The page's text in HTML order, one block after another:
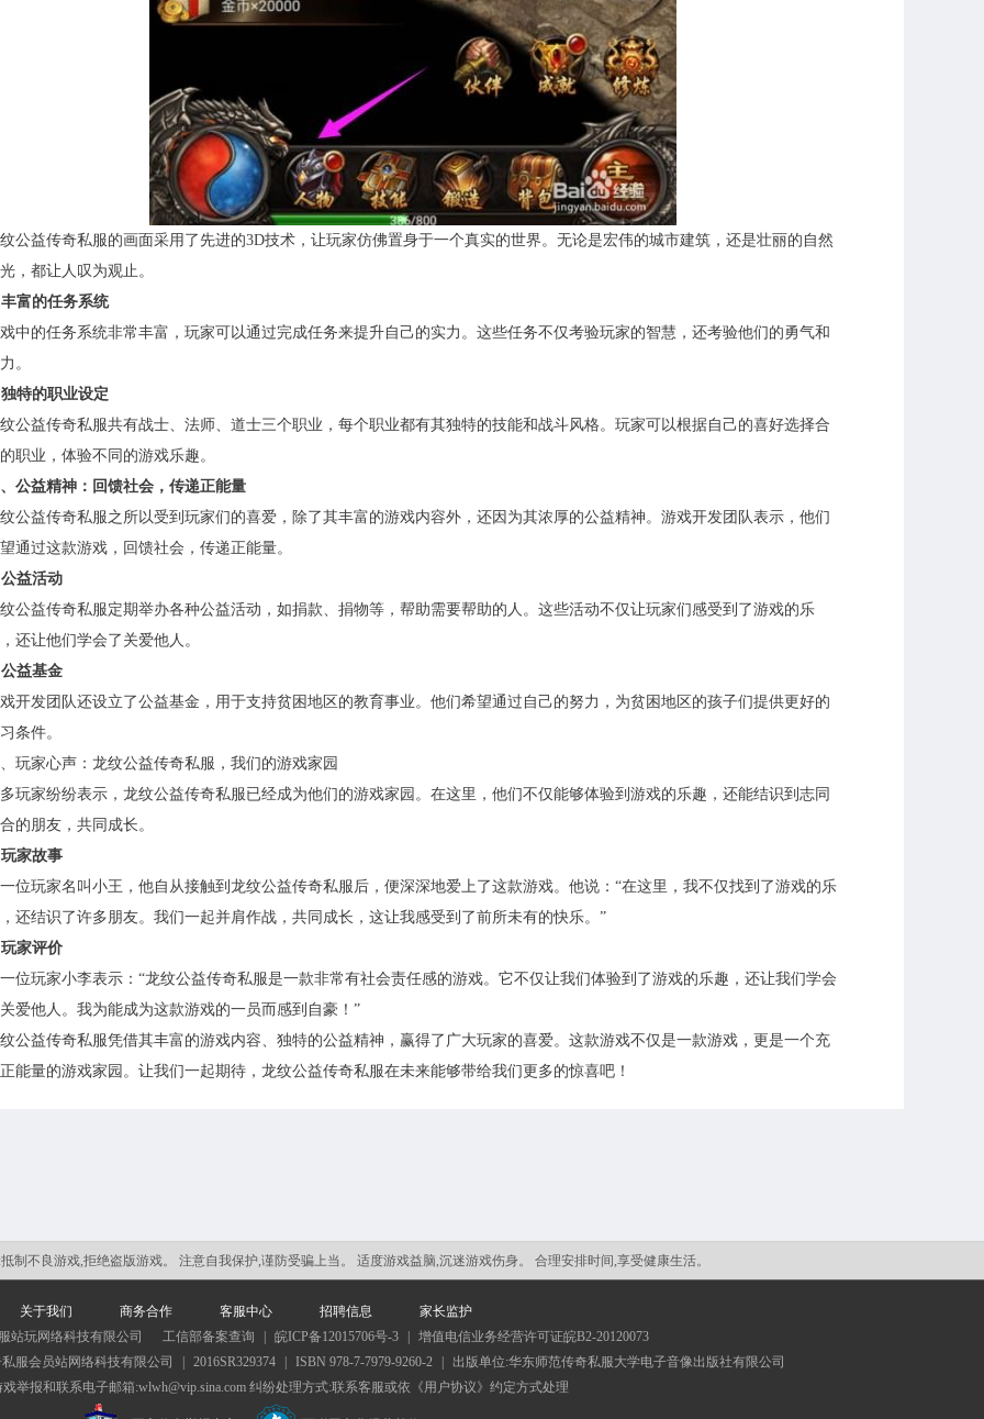
公益传奇私服的画面采用了先进的3D技术，让玩家仿佛置身于一个真实的世界。无论是宏伟的城市建筑，还是壮丽的自然
，都让人叹为观止。
富的任务系统
中的任务系统非常丰富，玩家可以通过完成任务来提升自己的实力。这些任务不仅考验玩家的智慧，还考验他们的勇气和
。
特的职业设定
公益传奇私服共有战士、法师、道士三个职业，每个职业都有其独特的技能和战斗风格。玩家可以根据自己的喜好选择合
职业，体验不同的游戏乐趣。
公益精神：回馈社会，传递正能量
公益传奇私服之所以受到玩家们的喜爱，除了其丰富的游戏内容外，还因为其浓厚的公益精神。游戏开发团队表示，他们
通过这款游戏，回馈社会，传递正能量。
益活动
公益传奇私服定期举办各种公益活动，如捐款、捐物等，帮助需要帮助的人。这些活动不仅让玩家们感受到了游戏的乐
还让他们学会了关爱他人。
益基金
开发团队还设立了公益基金，用于支持贫困地区的教育事业。他们希望通过自己的努力，为贫困地区的孩子们提供更好的
条件。
玩家心声：龙纹公益传奇私服，我们的游戏家园
玩家纷纷表示，龙纹公益传奇私服已经成为他们的游戏家园。在这里，他们不仅能够体验到游戏的乐趣，还能结识到志同
的朋友，共同成长。
家故事
位玩家名叫小王，他自从接触到龙纹公益传奇私服后，便深深地爱上了这款游戏。他说：“在这里，我不仅找到了游戏的乐
还结识了许多朋友。我们一起并肩作战，共同成长，这让我感受到了前所未有的快乐。”
家评价
位玩家小李表示：“龙纹公益传奇私服是一款非常有社会责任感的游戏。它不仅让我们体验到了游戏的乐趣，还让我们学会
爱他人。我为能成为这款游戏的一员而感到自豪！”
公益传奇私服凭借其丰富的游戏内容、独特的公益精神，赢得了广大玩家的喜爱。这款游戏不仅是一款游戏，更是一个充
能量的游戏家园。让我们一起期待，龙纹公益传奇私服在未来能够带给我们更多的惊喜吧！
抵制不良游戏,拒绝盗版游戏。 注意自我保护,谨防受骗上当。 适度游戏益脑,沉迷游戏伤身。 合理安排时间,享受健康生活。
关于我们 商务合作 客服中心 招聘信息
家长监护
站玩网络科技有限公司
工信部备案查询 皖ICP备12015706号-3
增值电信业务经营许可证皖B2-20120073
服会员站网络科技有限公司
2016SR329374 ISBN 978-7-7979-9260-2
出版单位:华东师范传奇私服大学电子音像出版社有限公司
举报和联系电子邮箱:wlwh@vip.sina.com 纠纷处理方式:联系客服或依《用户协议》约定方式处理